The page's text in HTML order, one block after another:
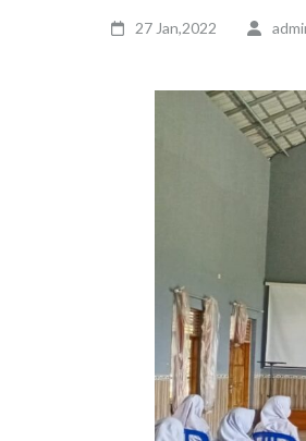
27 Jan,2022